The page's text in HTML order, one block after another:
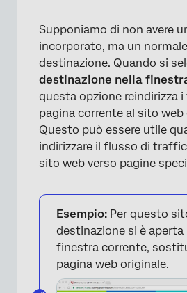
Supponiamo di non avere
incorporato, ma un
destinazione. Quando si
destinazione nella
questa opzione reindirizza
pagina corrente al sito
Questo può essere utile
indirizzare il flusso di
sito web verso pagine
Esempio: Per questo
destinazione si è aperta
finestra corrente,
pagina web originale.